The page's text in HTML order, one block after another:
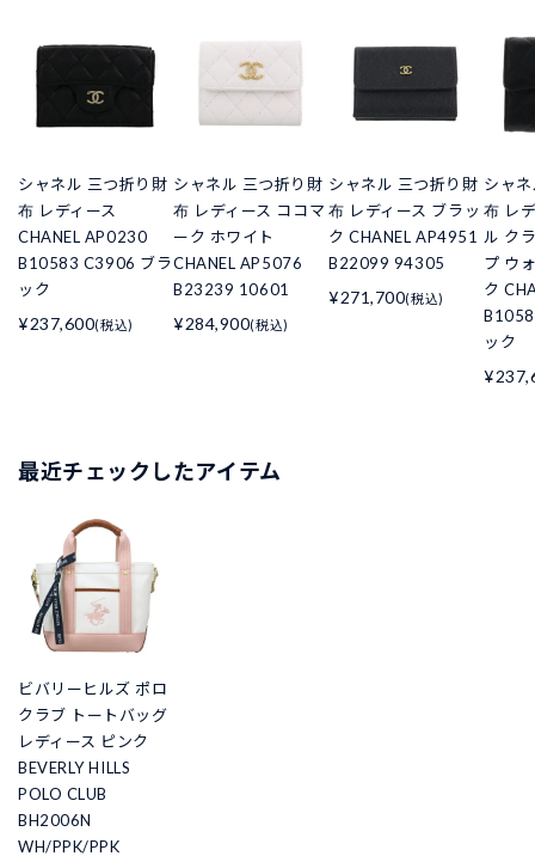
シャネル 三つ折り財
布 レディース
CHANEL AP0230
B10583 C3906 ブラ
ック
¥237,600(税込)
シャネル 三つ折り財
布 レディース ココマ
ーク ホワイト
CHANEL AP5076
B23239 10601
¥284,900(税込)
シャネル 三つ折り財
布 レディース ブラッ
ク CHANEL AP4951
B22099 94305
¥271,700(税込)
シャ
布 レ
ル ク
プ ウ
ク
ック
最近チェックしたアイテム
ビバリーヒルズ ポロ
クラブ トートバッグ
レディース ピンク
BEVERLY HILLS
POLO CLUB
BH2006N
WH/PPK/PPK